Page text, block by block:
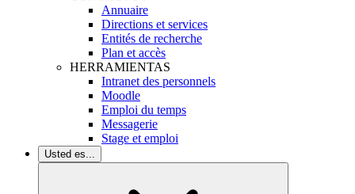
Annuaire
Directions et services
Entités de recherche
Plan et accès
HERRAMIENTAS
Intranet des personnels
Moodle
Emploi du temps
Messagerie
Stage et emploi
Usted es...